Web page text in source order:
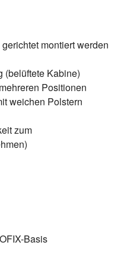
montiert werden
(belüftete Kabine)
Positionen
weichen Polstern
zum
Basis